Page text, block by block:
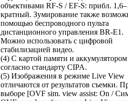
объективами RF-S / EF-S: прибл.
кратный. Зумирование также
помощью беспроводного пульта
дистанционного управления BR-E1.
Можно использовать с цифровой
стабилизацией видео.
(4) С картой памяти и аккумулятором
согласно стандарту CIPA.
(5) Изображения в режиме Live View
отличаются от результатов съемки.
выборе [OVF sim. view assist: On /